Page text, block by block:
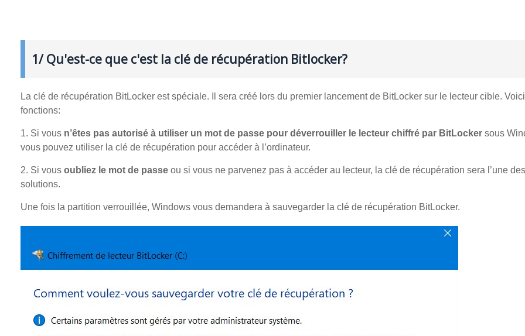
1/ Qu'est-ce que c'est la clé de récupération Bitlocker?
La clé de récupération BitLocker est spéciale. Il sera créé lors du premier lancement de BitLocker sur le lecteur cible.
fonctions:
1. Si vous n’êtes pas autorisé à utiliser un mot de passe pour déverrouiller le lecteur chiffré par BitLocker sous
vous pouvez utiliser la clé de récupération pour accéder à l’ordinateur.
2. Si vous oubliez le mot de passe ou si vous ne parvenez pas à accéder au lecteur, la clé de récupération sera l’une des
solutions.
Une fois la partition verrouillée, Windows vous demandera à sauvegarder la clé de récupération BitLocker.